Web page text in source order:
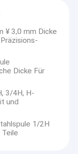
¥ 3,0 mm Dicke
Dicke Für
3/4H, H-
und
1/2H